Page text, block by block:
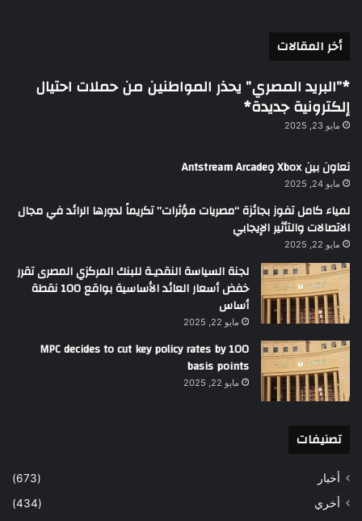
أخر المقالات
*”البريد المصري” يحذر المواطنين من حملات احتيال
إلكترونية جديدة*
مايو 23, 2025
تعاون بين Xbox وAntstream Arcade
مايو 24, 2025
لمياء كامل تفوز بجائزة “مصريات مؤثرات” تكريماً لدورها الرائد في مجال
الاتصالات والتأثير الإيجابي
مايو 22, 2025
لجنة السياسة النقديـة للبنك المركزي المصرى تقرر
خفض أسعار العائد الأساسية بواقع 100 نقطة
أساس
مايو 22, 2025
MPC decides to cut key policy rates by 100
basis points
مايو 22, 2025
تصنيفات
أخبار
(673)
أخري
(434)